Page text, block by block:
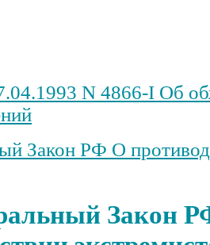
N 4866-I Об
Закон РФ О
Закон